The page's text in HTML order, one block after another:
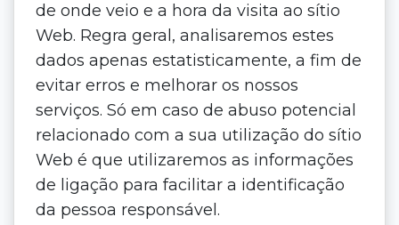
de onde veio e a hora da visita ao sítio
Web. Regra geral, analisaremos estes
dados apenas estatisticamente, a fim de
evitar erros e melhorar os nossos
serviços. Só em caso de abuso potencial
relacionado com a sua utilização do sítio
Web é que utilizaremos as informações
de ligação para facilitar a identificação
da pessoa responsável.